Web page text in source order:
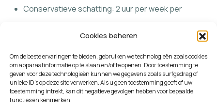
Cookies beheren
Om de beste ervaringen te bieden, gebruiken we technologieën zoals cookies
om apparaatinformatie op te slaan en/of te openen. Door toestemming te
geven voor deze technologieën kunnen we gegevens zoals surfgedrag of
unieke ID's op deze site verwerken. Als u geen toestemming geeft of uw
toestemming intrekt, kan dit negatieve gevolgen hebben voor bepaalde
functies en kenmerken.
Conservatieve schatting: 2 uur per week per
€18.720/jaar (12 personen x 2 uur x
€39/uur x 52 weken ÷ 2)
4. Employer Branding:
+8% stijging“voelt werkgever zich betrokken bij